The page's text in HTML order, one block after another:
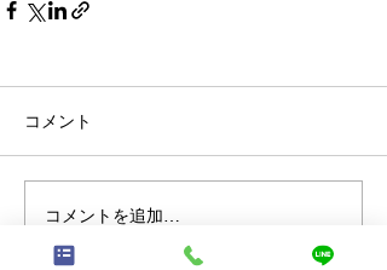
コメント
コメントを追加…